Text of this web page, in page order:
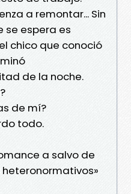
a remontar... Sin
se espera es
chico que conoció
de la noche.
de mí?
todo.
a salvo de